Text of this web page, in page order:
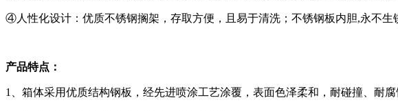
④人性化设计：优质不锈钢搁架，存取方便，且易于清洗；不锈钢板内胆,永不生
产品特点：
1、箱体采用优质结构钢板，经先进喷涂工艺涂覆，表面色泽柔和，耐碰撞、耐腐